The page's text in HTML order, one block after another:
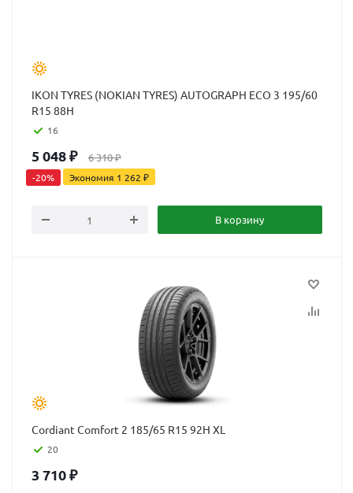
IKON TYRES (NOKIAN TYRES) AUTOGRAPH ECO 3 195/60
R15 88H
16
5 048₽ 6 310₽
-20% Экономия 1 262 ₽
В корзину
Cordiant Comfort 2 185/65 R15 92H XL
20
3 710₽